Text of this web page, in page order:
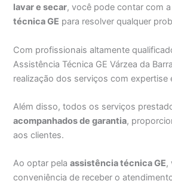
lavar e secar, você pode contar com
técnica GE para resolver qualquer
Com profissionais altamente
Assistência Técnica GE Várzea da
realização dos serviços com expertise
Além disso, todos os serviços
acompanhados de garantia,
aos clientes.
Ao optar pelaassistência técnica GE,
conveniência de receber o